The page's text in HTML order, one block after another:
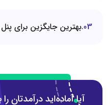
03 بهترین جایگزین برای